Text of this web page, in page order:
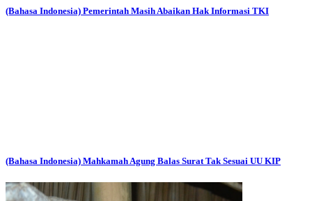
(Bahasa Indonesia) Pemerintah Masih Abaikan Hak Informasi TKI
(Bahasa Indonesia) Mahkamah Agung Balas Surat Tak Sesuai UU KIP